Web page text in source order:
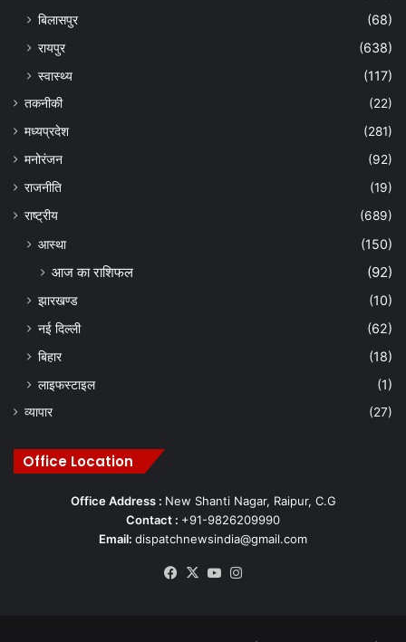
बिलासपुर
(68)
रायपुर
(638)
स्वास्थ्य
(117)
तकनीकी
(22)
मध्यप्रदेश
(281)
मनोरंजन
(92)
राजनीति
(19)
राष्ट्रीय
(689)
आस्था (150)
आज का राशिफल (92)
झारखण्ड
(10)
नई दिल्ली
(62)
बिहार
(18)
लाइफस्टाइल
(1)
व्यापार (27)
Office Location
Office Address : New Shanti Nagar, Raipur, C.G
Contact : +91-9826209990
Email: dispatchnewsindia@gmail.com
Facebook
X YouTube